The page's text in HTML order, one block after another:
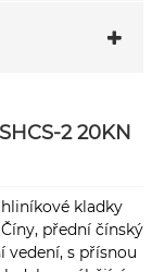
2 20KN
kladky
přední čínský
s přísnou